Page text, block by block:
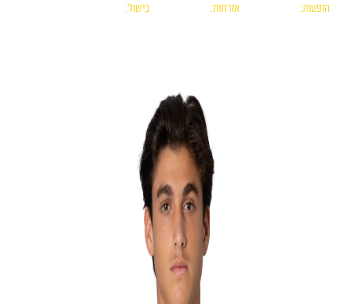
הופעות: אזרחות: בישול: